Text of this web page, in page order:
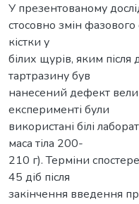
У презентованому
стосовно змін фазового
кістки у
білих щурів, яким
тартразину був
нанесений дефект
експерименті були
використані білі
маса тіла 200-
210 г). Терміни
45 діб після
закінчення введення